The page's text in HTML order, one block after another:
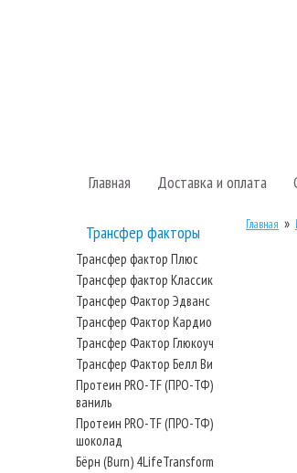
Главная Доставка и оплата
Трансфер факторы
Трансфер фактор Плюс
Трансфер фактор Классик
Трансфер Фактор Эдванс
Трансфер Фактор Кардио
Трансфер Фактор Глюкоуч
Трансфер Фактор Белл Ви
Протеин PRO-TF (ПРО-ТФ)
ваниль
Протеин PRO-TF (ПРО-ТФ)
шоколад
Бёрн (Burn) 4LifeTransform
Главная »